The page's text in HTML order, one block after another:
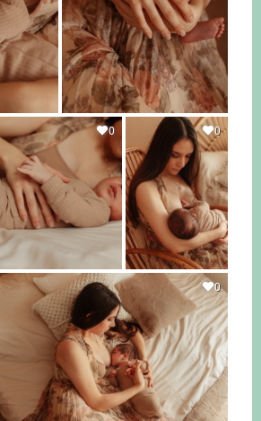
0 0
0